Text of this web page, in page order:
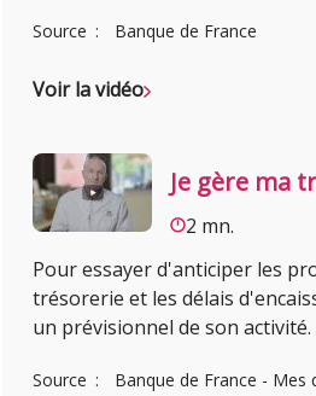
Source Banque de France
Voir la vidéo
Je gère ma
2 mn.
Pour essayer d'anticiper les
trésorerie et les délais
un prévisionnel de son activité.
Source Banque de France -